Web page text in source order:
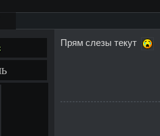
Прям слезы текут